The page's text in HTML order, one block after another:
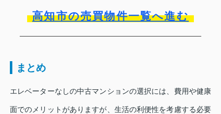
高知市の売買物件一覧へ進む
まとめ
エレベーターなしの中古マンションの選択には、費用や健康
面でのメリットがありますが、生活の利便性を考慮する必要